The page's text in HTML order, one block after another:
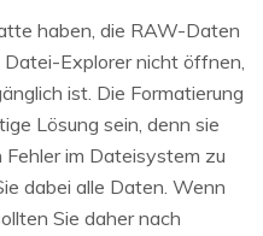
haben, die RAW-Daten
Explorer nicht öffnen,
ist. Die Formatierung
Lösung sein, denn sie
im Dateisystem zu
dabei alle Daten. Wenn
Sie daher nach